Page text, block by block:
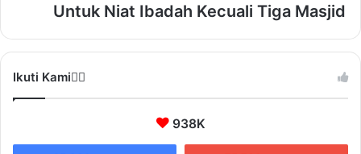
Untuk Niat Ibadah Kecuali Tiga Masjid
Ikuti Kami❤️‍🔥
938K